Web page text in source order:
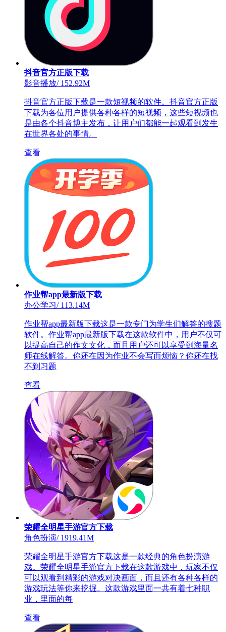
抖音官方正版下载
影音播放/152.92M
抖音官方正版下载是一款短视频的软件。抖音官方正版
下载为各位用户提供各种各样的短视频，这些短视频也
是由各个抖音博主发布，让用户们都能一起观看到发生
在世界各处的事情。
查看
作业帮app最新版下载
办公学习/113.14M
作业帮app最新版下载这是一款专门为学生们解答的搜题
软件。作业帮app最新版下载在这款软件中，用户不仅可
以提高自己的作文文化，而且用户还可以享受到海量名
师在线解答。你还在因为作业不会写而烦恼？你还在找
不到习题
查看
荣耀全明星手游官方下载
角色扮演/1919.41M
荣耀全明星手游官方下载这是一款经典的角色扮演游
戏。荣耀全明星手游官方下载在这款游戏中，玩家不仅
可以观看到精彩的游戏对决画面，而且还有各种各样的
游戏玩法等你来挖掘。这款游戏里面一共有着七种职
业，里面的每
查看